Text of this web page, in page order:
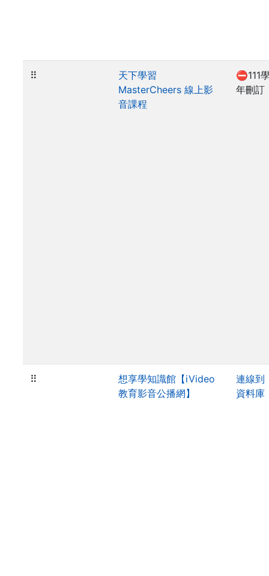
⠿
天下學習
MasterCheers 線上影
音課程
⛔111
年刪訂
⠿
想享學知識館【iVideo
教育影音公播網】
連線到
資料庫